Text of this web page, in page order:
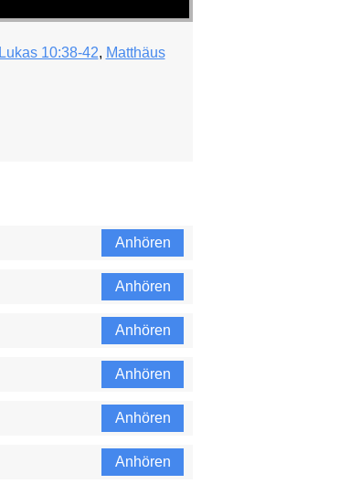
Lukas 10:38-42, Matthäus
Anhören
Anhören
Anhören
Anhören
Anhören
Anhören